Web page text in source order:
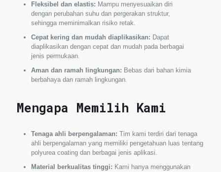
Fleksibel dan elastis: Mampu menyesuaikan diri
dengan perubahan suhu dan pergerakan struktur,
sehingga meminimalkan risiko retak.
Cepat kering dan mudah diaplikasikan: Dapat
diaplikasikan dengan cepat dan mudah pada berbagai
jenis permukaan.
Aman dan ramah lingkungan: Bebas dari bahan kimia
berbahaya dan ramah lingkungan.
Mengapa Memilih Kami
Tenaga ahli berpengalaman: Tim kami terdiri dari tenaga
ahli berpengalaman yang memiliki pengetahuan luas tentang
polyurea coating dan berbagai jenis aplikasi.
Material berkualitas tinggi: Kami hanya menggunakan